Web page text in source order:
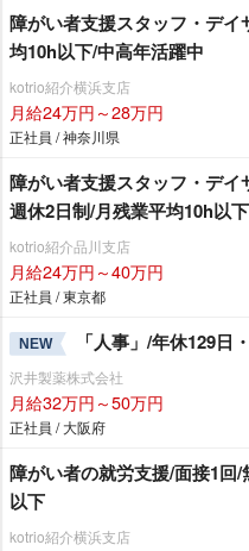
障がい者支援スタッフ・デ
均10h以下/中高年活躍中
kotrio紹介横浜支店
月給24万円～28万円
正社員 / 神奈川県
障がい者支援スタッフ・デ
週休2日制/月残業平均10h以下
kotrio紹介品川支店
月給24万円～40万円
正社員 / 東京都
NEW 「人事」/年休129日
沢井製薬株式会社
月給32万円～50万円
正社員 / 大阪府
障がい者の就労支援/面接1回
以下
kotrio紹介横浜支店